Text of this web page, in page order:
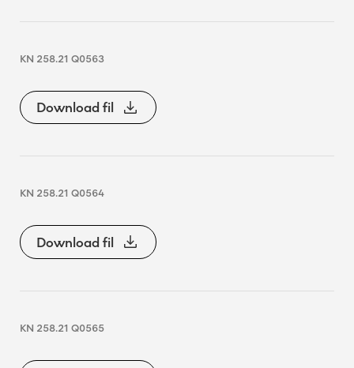
KN 258.21 Q0563
Download fil
KN 258.21 Q0564
Download fil
KN 258.21 Q0565